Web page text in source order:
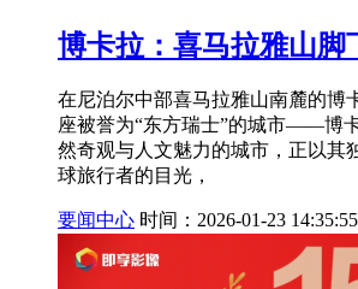
博卡拉：喜马拉雅山脚
在尼泊尔中部喜马拉雅山南麓的博
座被誉为“东方瑞士”的城市——博
然奇观与人文魅力的城市，正以其
球旅行者的目光，
要闻中心 时间：2026-01-23 14:35:55